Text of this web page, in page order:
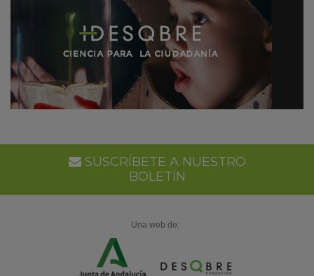
SUSCRÍBETE A NUESTRO
BOLETÍN
Una web de: